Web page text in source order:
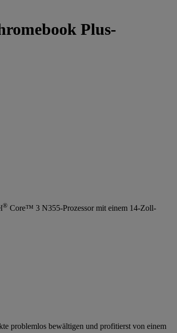
Plus-
® Core™ 3 N355-Prozessor mit einem 14-Zoll-
problemlos bewältigen und profitierst von einem